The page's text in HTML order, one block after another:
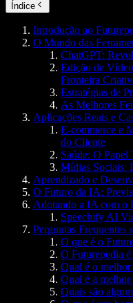
Índice
Introdução ao
O Mundo das
ChatGPT:
Edição de
Fronteira
Estratégias de
As Melhores
Aplicações Reais e
E-commerce e
do Cliente
Saúde: O
Mídias Sociais:
Aprendizado e
O Futuro da IA:
Adotando a IA com o
Speechify AI
Perguntas Frequentes
O que é o
O Futurepedia
Qual é o
Qual é a
Quais são